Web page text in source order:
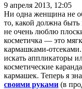
9 апреля 2013, 12:05
Ни одна женщина не
то, какой должна
не очень люблю
косметичка — это
кармашками-
искать аппликаторы
косметические
кармашек. Теперь я
своими руками (в